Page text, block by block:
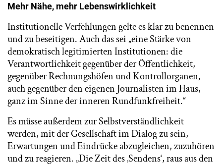
Mehr Nähe, mehr Lebenswirklichkeit
Institutionelle Verfehlungen gelte es klar zu benennen
und zu beseitigen. Auch das sei „eine Stärke von
demokratisch legitimierten Institutionen: die
Verantwortlichkeit gegenüber der Öffentlichkeit,
gegenüber Rechnungshöfen und Kontrollorganen,
auch gegenüber den eigenen Journalisten im Haus,
ganz im Sinne der inneren Rundfunkfreiheit.“
Es müsse außerdem zur Selbstverständlichkeit
werden, mit der Gesellschaft im Dialog zu sein,
Erwartungen und Eindrücke abzugleichen, zuzuhören
und zu reagieren. „Die Zeit des ‚Sendens‘, raus aus den